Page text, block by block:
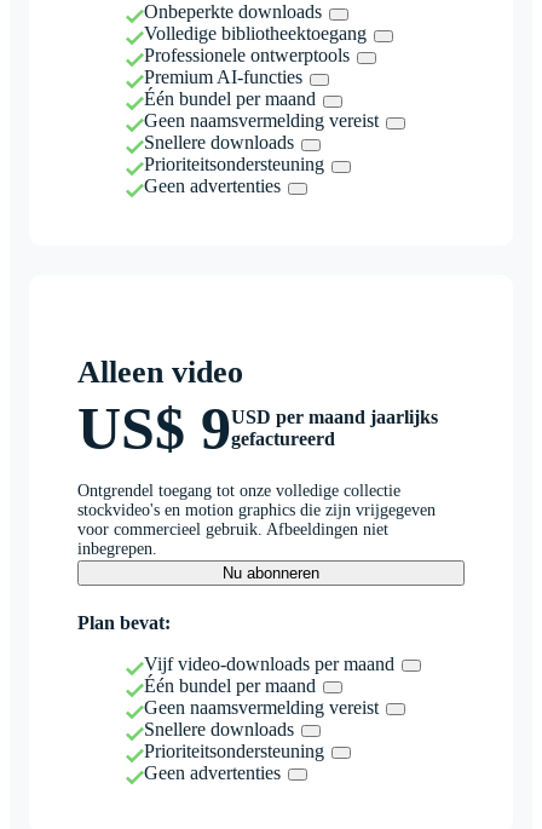
Onbeperkte downloads
Volledige bibliotheektoegang
Professionele ontwerptools
Premium AI-functies
Één bundel per maand
Geen naamsvermelding vereist
Snellere downloads
Prioriteitsondersteuning
Geen advertenties
Alleen video
US$ 9USD per maand jaarlijks
gefactureerd
Ontgrendel toegang tot onze volledige collectie
stockvideo's en motion graphics die zijn vrijgegeven
voor commercieel gebruik. Afbeeldingen niet
inbegrepen.
Nu abonneren
Plan bevat:
Vijf video-downloads per maand
Één bundel per maand
Geen naamsvermelding vereist
Snellere downloads
Prioriteitsondersteuning
Geen advertenties